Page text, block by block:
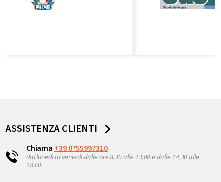
ASSISTENZA CLIENTI
Chiama +39 0755997310
dal lunedì al venerdì dalle ore 8,30 alle 13,00 e dalle 14,30 alle
18.00